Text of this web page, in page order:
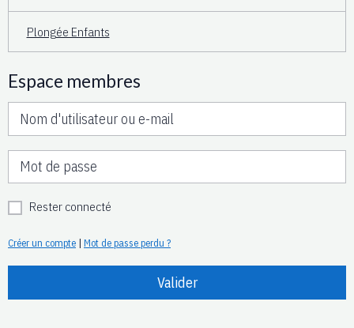
Plongée Enfants
Espace membres
Rester connecté
Créer un compte | Mot de passe perdu ?
Valider